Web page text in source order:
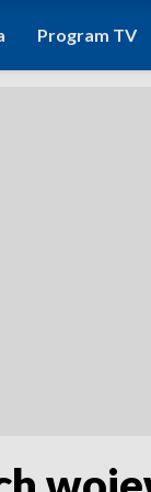
Program TV